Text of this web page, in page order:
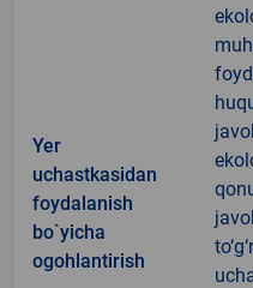
Yer
uchastkasidan
foydalanish
bo`yicha
ogohlantirish